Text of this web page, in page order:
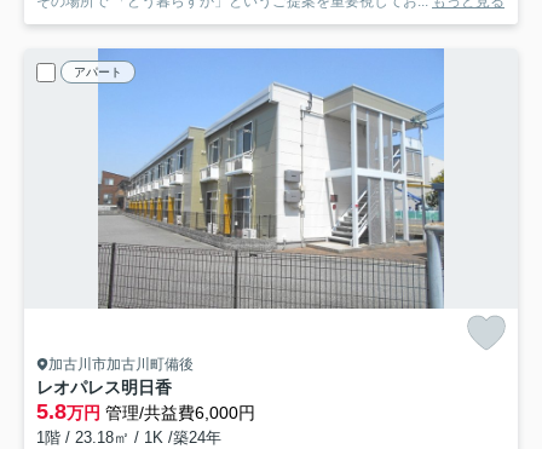
アパート
加古川市加古川町備後
レオパレス明日香
5.8万円 管理/共益費6,000円
1階 / 23.18㎡ / 1K /築24年